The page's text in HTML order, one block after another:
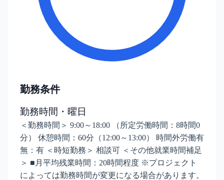
勤務条件
勤務時間・曜日
＜勤務時間＞ 9:00～18:00 （所定労働時間：8時間0
分） 休憩時間：60分（12:00～13:00） 時間外労働有
無：有 ＜時短勤務＞ 相談可 ＜その他就業時間補足
＞ ■月平均残業時間：20時間程度 ※プロジェクト
によっては勤務時間が変更になる場合があります。